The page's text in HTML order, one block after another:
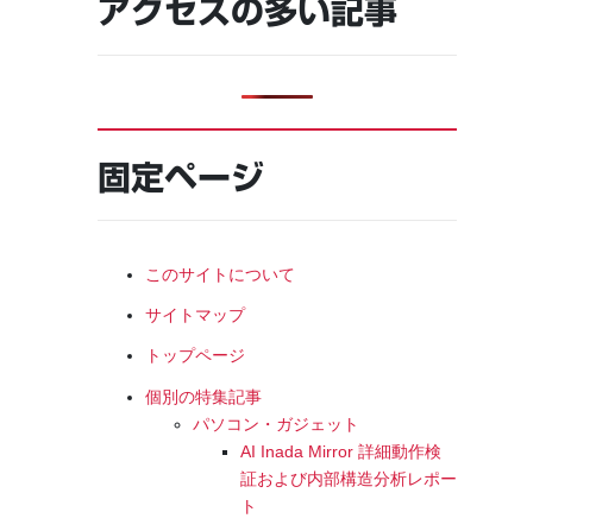
アクセスの多い記事
固定ページ
このサイトについて
サイトマップ
トップページ
個別の特集記事
パソコン・ガジェット
AI Inada Mirror 詳細動作検
証および内部構造分析レポー
ト